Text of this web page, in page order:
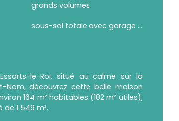
grands volumes
sous-sol totale avec garage deux places
le-Roi, situé au calme sur la
Nom, découvrez cette belle maison
164 m² habitables (182 m² utiles),
1 549 m².